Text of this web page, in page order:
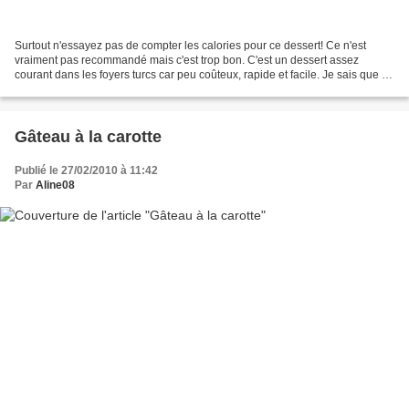
Surtout n'essayez pas de compter les calories pour ce dessert! Ce n'est
vraiment pas recommandé mais c'est trop bon. C'est un dessert assez
courant dans les foyers turcs car peu coûteux, rapide et facile. Je sais que la
Gâteau à la carotte
Publié le 27/02/2010 à 11:42
Par Aline08